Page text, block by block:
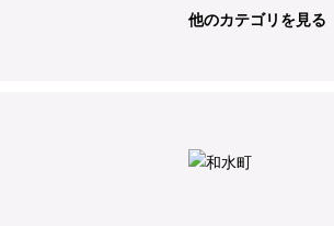
他のカテゴリを見る